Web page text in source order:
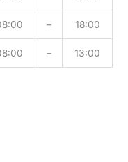
– 18:00
– 13:00